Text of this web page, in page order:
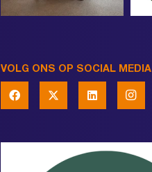
VOLG ONS OP SOCIAL MEDIA